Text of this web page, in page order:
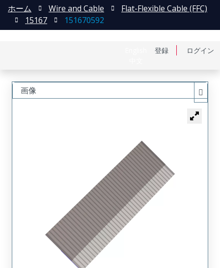
登録 ログイン
ホーム Wire and Cable
Flat-Flexible Cable (FFC)
15167
151670592
画像